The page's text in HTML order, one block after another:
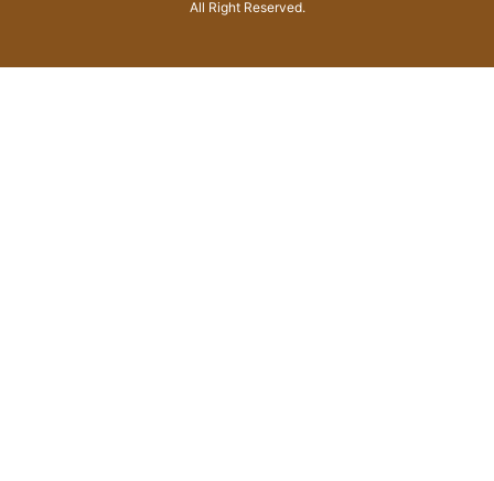
All Right Reserved.